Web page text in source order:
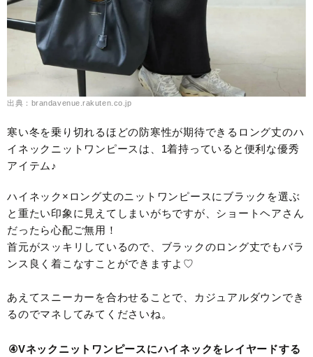
出典：brandavenue.rakuten.co.jp
寒い冬を乗り切れるほどの防寒性が期待できるロング丈のハ
イネックニットワンピースは、1着持っていると便利な優秀
アイテム♪
ハイネック×ロング丈のニットワンピースにブラックを選ぶ
と重たい印象に見えてしまいがちですが、ショートヘアさん
だったら心配ご無用！
首元がスッキリしているので、ブラックのロング丈でもバラ
ンス良く着こなすことができますよ♡
あえてスニーカーを合わせることで、カジュアルダウンでき
るのでマネしてみてくださいね。
④Vネックニットワンピースにハイネックをレイヤードする